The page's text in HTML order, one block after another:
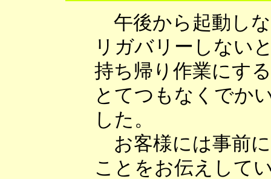
午後から起動し
リガバリーしない
持ち帰り作業にす
とてつもなくでか
した。
お客様には事前
ことをお伝えして